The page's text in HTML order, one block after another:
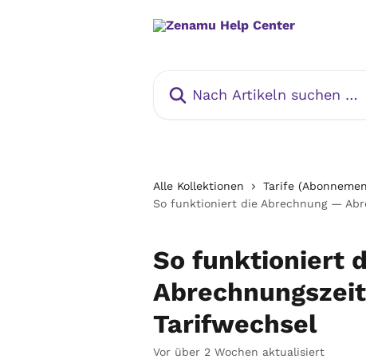
Alle Kollektionen
Tarife
So funktioniert die Abrechnung —
So funktioniert
Tarifwechsel
Vor über 2 Wochen aktualisiert